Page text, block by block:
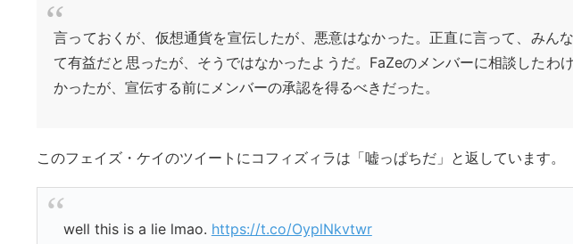
言っておくが、仮想通貨を宣伝したが、悪意はなかった。正直に言って、みん
て有益だと思ったが、そうではなかったようだ。FaZeのメンバーに相談したわ
かったが、宣伝する前にメンバーの承認を得るべきだった。
このフェイズ・ケイのツイートにコフィズィラは「嘘っぱちだ」と返しています。
well this is a lie lmao. https://t.co/OyplNkvtwr